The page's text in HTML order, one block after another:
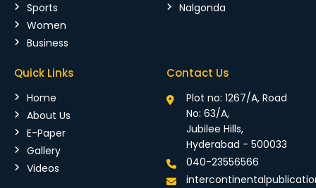
Sports
Women
Business
Nalgonda
Quick Links
Home
About Us
E-Paper
Gallery
Videos
Contact Us
Plot no: 1267/A, Road
No: 63/A,
Jubilee Hills,
Hyderabad - 500033
040-23556566